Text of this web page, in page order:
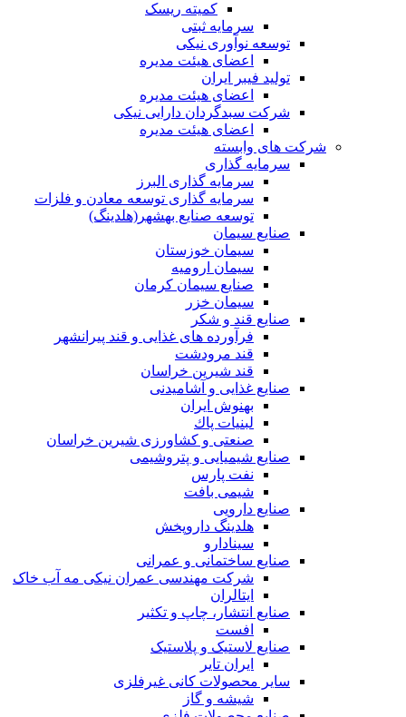
کمیته ریسک
سرمایه ثبتی
توسعه نوآوری نیکی
اعضای هیئت مدیره
تولید فیبر ایران
اعضای هیئت مدیره
شرکت سبدگردان دارایی نیکی
اعضای هیئت مدیره
شرکت های وابسته
سرمایه گذاری
سرمایه گذاری البرز
سرمایه گذاری توسعه معادن و فلزات
توسعه‌ صنایع‌ بهشهر(هلدینگ)
صنایع سیمان
سیمان خوزستان
سیمان ارومیه
صنایع سیمان کرمان
سیمان خزر
صنایع قند و شکر
فرآورده های غذایی و قند پیرانشهر
قند مرودشت
قند شیرین خراسان
صنایع غذايی و آشاميدنی
بهنوش ایران
لبنيات پاك
صنعتی و کشاورزی شیرین خراسان
صنایع شیمیایی و پتروشیمی
نفت پارس
شیمی بافت
صنایع دارویی
هلدینگ داروپخش
سینادارو
صنایع ساختمانی و عمرانی
شرکت مهندسی عمران نیکی مه آب خاک
ایتالران
صنایع انتشار، چاپ و تکثير
افست
صنایع لاستیک و پلاستیک
ایران تایر
ساير محصولات كانی غيرفلزی
شیشه و گاز